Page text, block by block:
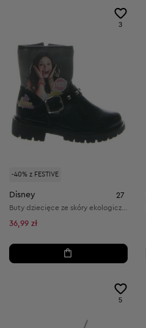
-40% z FESTIVE
3
Disney 27
36,99 zł
5